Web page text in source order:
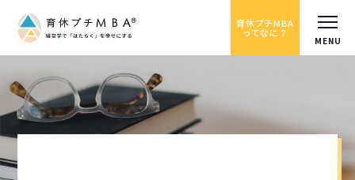
育休プチMBA
ってなに？